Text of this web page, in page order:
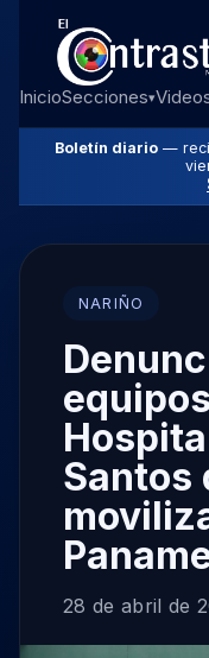
InicioSecciones▾
Boletín diario —
NARIÑO
Santos
28 de abril de